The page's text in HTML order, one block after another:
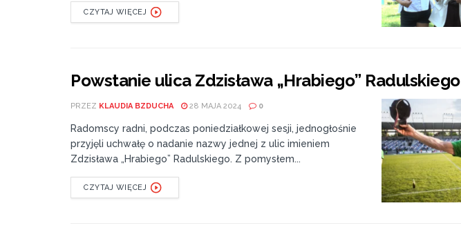
CZYTAJ WIĘCEJ
Powstanie ulica Zdzisława „Hrabiego” Radulskiego
PRZEZ KLAUDIA BZDUCHA 28 MAJA 2024 0
Radomscy radni, podczas poniedziałkowej sesji, jednogłośnie
przyjęli uchwałę o nadanie nazwy jednej z ulic imieniem
Zdzisława „Hrabiego” Radulskiego. Z pomysłem...
CZYTAJ WIĘCEJ